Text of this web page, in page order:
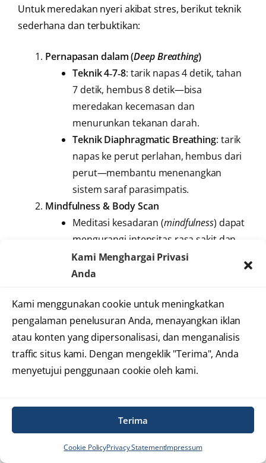
Kami Menghargai Privasi
Anda
Kami menggunakan cookie untuk meningkatkan
pengalaman penelusuran Anda, menayangkan iklan
atau konten yang dipersonalisasi, dan menganalisis
traffic situs kami. Dengan mengeklik "Terima", Anda
menyetujui penggunaan cookie oleh kami.
Terima
Cookie PolicyPrivacy StatementImpressum
Untuk meredakan nyeri akibat stres, berikut teknik
sederhana dan terbuktikan:
Pernapasan dalam (Deep Breathing)
Teknik 4‑7‑8: tarik napas 4 detik, tahan
7 detik, hembus 8 detik—bisa
meredakan kecemasan dan
menurunkan tekanan darah.
Teknik Diaphragmatic Breathing: tarik
napas ke perut perlahan, hembus dari
perut—membantu menenangkan
sistem saraf parasimpatis.
Mindfulness & Body Scan
Meditasi kesadaran (mindfulness) dapat
mengurangi intensitas rasa sakit dan
mengubah respons emosional
terhadap nyeri.
membantu mengenali dan melepaskan
ketegangan di lengan dan bahu.
Progressive Muscle Relaxation (PMR)
Latihan menegang dan melepas dari
kepala hingga jari kaki: menurunkan
Konseling dan Dukungan Psikologis
Terapis bisa membimbing teknik
menawarkan strategi coping, terutama